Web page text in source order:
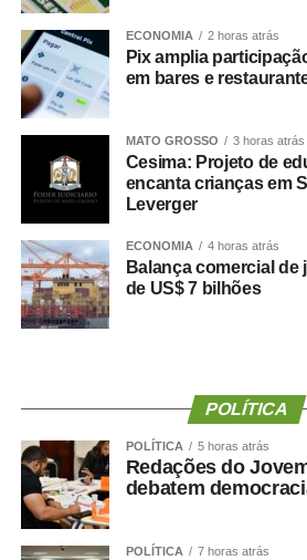
Durante a visita, Rogério Vianna
confiança depositada no Instituto
forma como o processo foi
“Eu, em nome do Selecon, também
deputado porque, de fato, fizemos
graças à oportunidade que o Juca
realizarmos esse concurso com
mas, acima de tudo, com muita
presidente da instituição.
Ao final do encontro, Juca reforçou a
igualdade de oportunidades para
COMENTE ABAIXO:
ECONOMIA 2 horas atrás
Pix amplia
em bares e
MATO GROSSO 3 horas atrás
Cesima: Projeto de
encanta crianças em
Leverger
ECONOMIA 4 horas atrás
Balança comercial
de US$ 7 bilhões
POLÍTICA
POLÍTICA 5 horas atrás
Redações do
debatem
POLÍTICA 7 horas atrás